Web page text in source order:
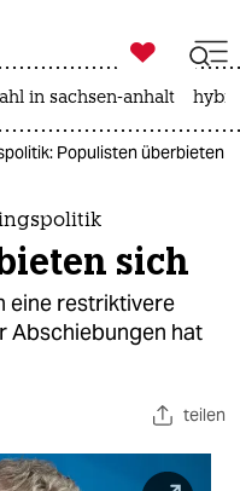

taz zahl ich
in sachsen-anhalt
Populisten überbieten
sich
eine restriktivere
Abschiebungen hat
teilen